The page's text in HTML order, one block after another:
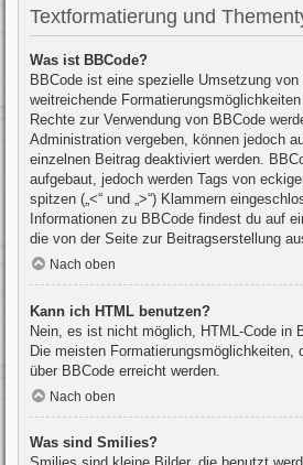
Textformatierung und
Was ist BBCode?
BBCode ist eine spezielle Umsetzung von
weitreichende
Rechte zur Verwendung von BBCode
Administration vergeben, können jedoch
einzelnen Beitrag deaktiviert werden.
aufgebaut, jedoch werden Tags von
spitzen („<“ und „>“) Klammern
Informationen zu BBCode findest du auf
die von der Seite zur Beitragserstellung
Nach oben
Kann ich HTML benutzen?
Nein, es ist nicht möglich, HTML-Code in
Die meisten Formatierungsmöglichkeiten,
über BBCode erreicht werden.
Nach oben
Was sind Smilies?